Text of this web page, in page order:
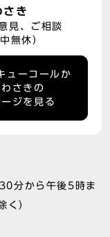
さき
見、ご相談
無休）
ューコールか
わさきの
ジを見る
分から午後5時ま
く）